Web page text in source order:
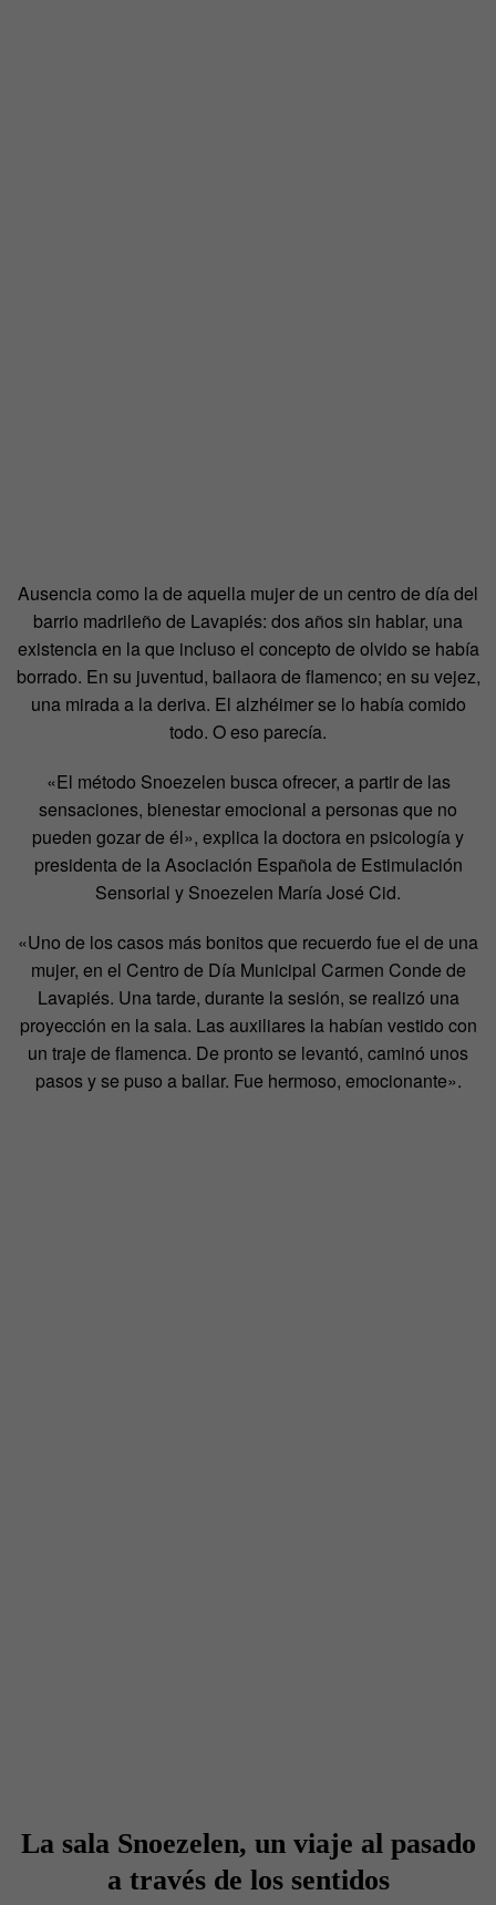
Ausencia como la de aquella mujer de un centro de día del
barrio madrileño de Lavapiés: dos años sin hablar, una
existencia en la que incluso el concepto de olvido se había
borrado. En su juventud, bailaora de flamenco; en su vejez,
una mirada a la deriva. El alzhéimer se lo había comido
todo. O eso parecía.
«El método Snoezelen busca ofrecer, a partir de las
sensaciones, bienestar emocional a personas que no
pueden gozar de él», explica la doctora en psicología y
presidenta de la Asociación Española de Estimulación
Sensorial y Snoezelen María José Cid.
«Uno de los casos más bonitos que recuerdo fue el de una
mujer, en el Centro de Día Municipal Carmen Conde de
Lavapiés. Una tarde, durante la sesión, se realizó una
proyección en la sala. Las auxiliares la habían vestido con
un traje de flamenca. De pronto se levantó, caminó unos
pasos y se puso a bailar. Fue hermoso, emocionante».
La sala Snoezelen, un viaje al pasado
a través de los sentidos